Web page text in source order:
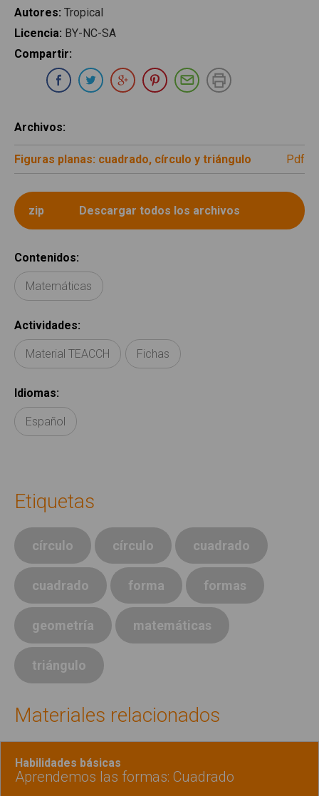
Autores: Tropical
Licencia: BY-NC-SA
Compartir:
Compartir en Whatsapp
Compartir en Facebook
Compartir en Twitter
Compartir en Google Plus
Compartir en Pinterest
Compartir por E-
Archivos:
Figuras planas: cuadrado, círculo y triángulo pdf
Contenidos:
Matemáticas
Actividades:
Material TEACCH Fichas
Idiomas:
Español
Etiquetas
círculo círculo cuadrado
cuadrado forma formas
geometría matemáticas
triángulo
Materiales relacionados
Habilidades básicas
Aprendemos las formas: Cuadrado